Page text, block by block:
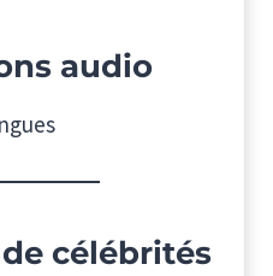
audio
célébrités